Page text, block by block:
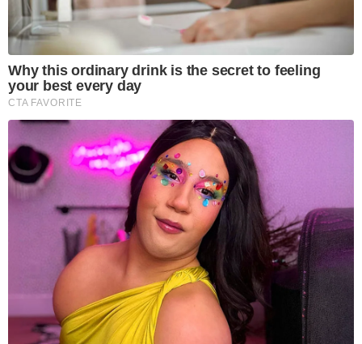
Why this ordinary drink is the secret to feeling
your best every day
CTA FAVORITE